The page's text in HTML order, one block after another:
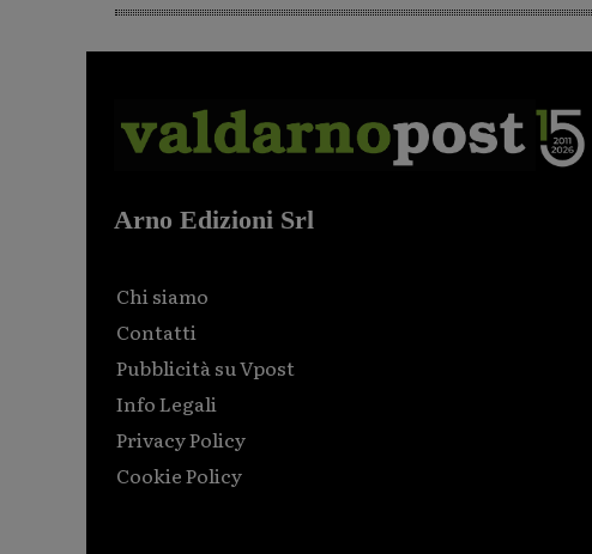
Arno Edizioni Srl
Chi siamo
Contatti
Pubblicità su Vpost
Info Legali
Privacy Policy
Cookie Policy